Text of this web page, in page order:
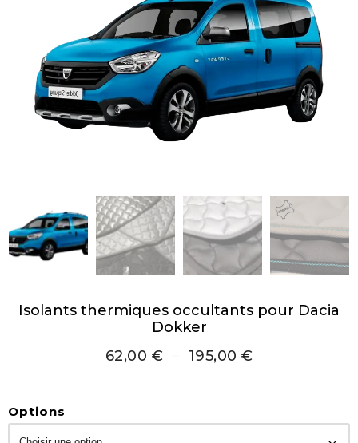
Isolants thermiques occultants pour Dacia
Dokker
62,00 € 195,00 €
Options